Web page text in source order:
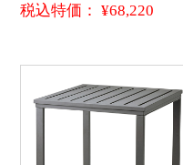
税込特価： ¥68,220